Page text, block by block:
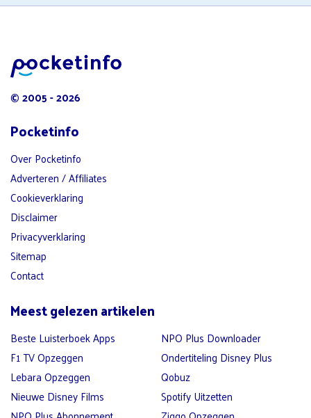
© 2005 - 2026
Pocketinfo
Over Pocketinfo
Adverteren / Affiliates
Cookieverklaring
Disclaimer
Privacyverklaring
Sitemap
Contact
Meest gelezen artikelen
Beste Luisterboek Apps
F1 TV Opzeggen
Lebara Opzeggen
Nieuwe Disney Films
NPO Plus Downloader
Ondertiteling Disney Plus
Qobuz
Spotify Uitzetten